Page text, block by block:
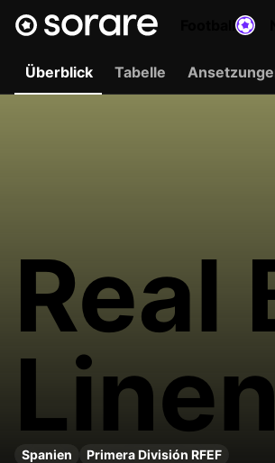
Überblick Tabelle
Real
Spanien Primera División RFEF